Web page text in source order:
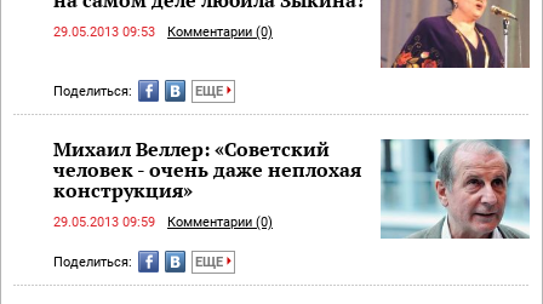
29.05.2013 09:53 Комментарии (0)
Поделиться: ЕЩЕ
Михаил Веллер: «Советский
человек - очень даже неплохая
конструкция»
29.05.2013 09:59 Комментарии (0)
Поделиться: ЕЩЕ